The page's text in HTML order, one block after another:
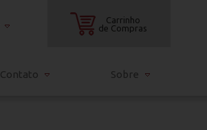
Carrinho
de Compras
Contato Sobre